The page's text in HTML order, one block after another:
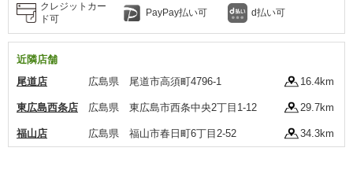
クレジットカー
ド可
PayPay払い可 d払い可
近隣店舗
尾道店
広島県 尾道市高須町4796-1 16.4km
東広島西条店 広島県 東広島市西条中央2丁目1-12 29.7km
福山店 広島県 福山市春日町6丁目2-52 34.3km